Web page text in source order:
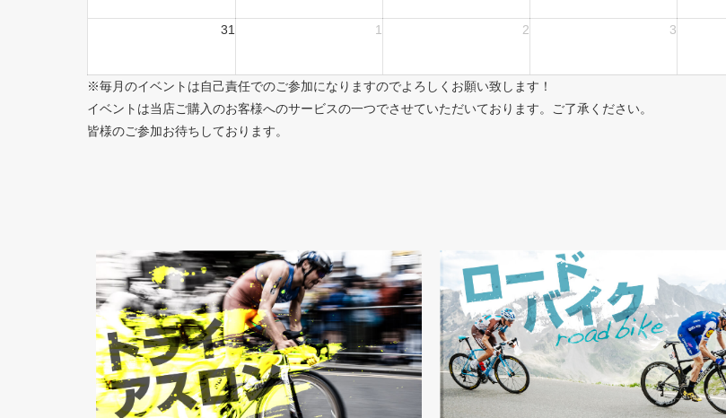
31 1 2 3
※毎月のイベントは自己責任でのご参加になりますのでよろしくお願い致します！
イベントは当店ご購入のお客様へのサービスの一つでさせていただいております。ご了承ください。
皆様のご参加お待ちしております。